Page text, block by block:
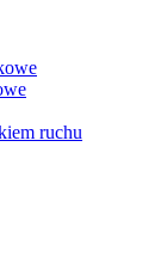
ruchu